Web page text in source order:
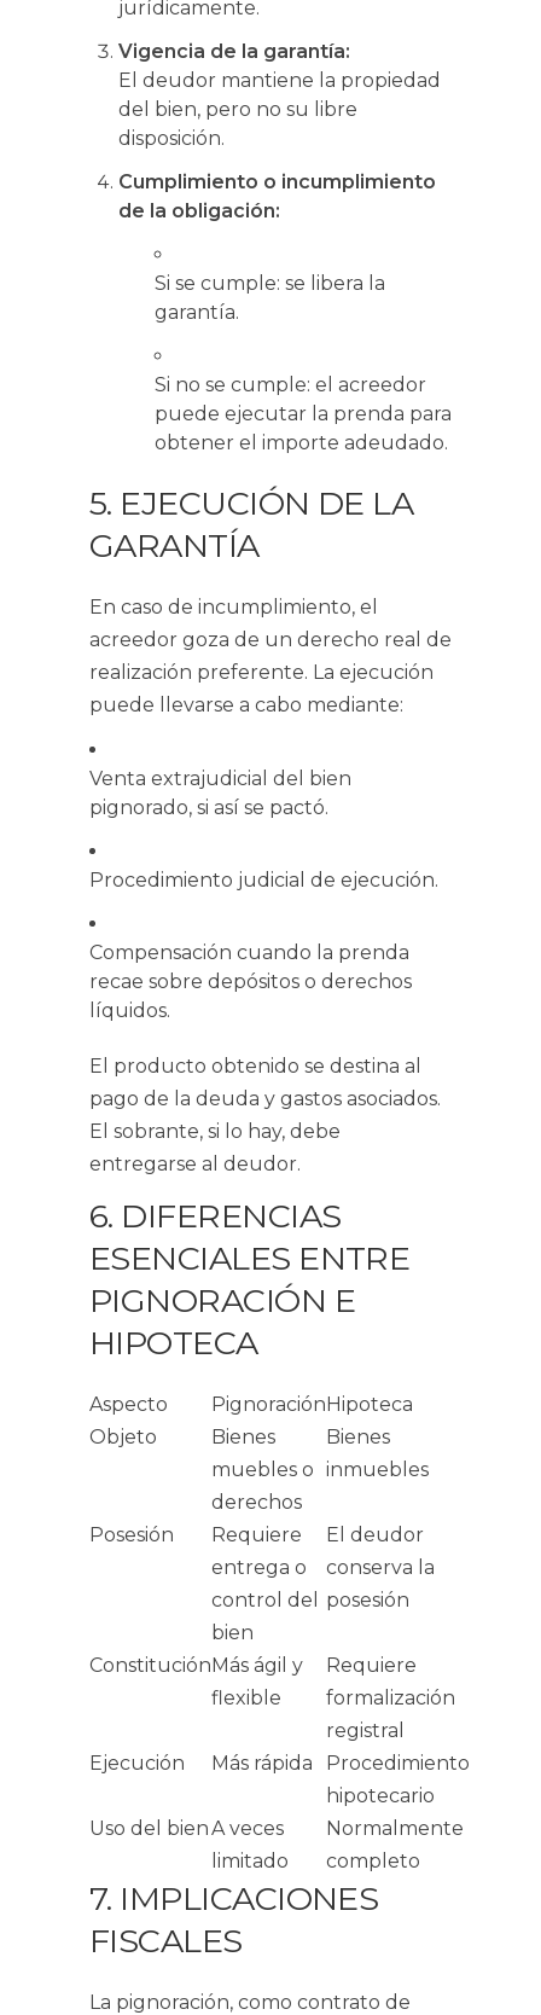
jurídicamente.
Vigencia de la garantía:
El deudor mantiene la propiedad
del bien, pero no su libre
disposición.
Cumplimiento o incumplimiento
de la obligación:
Si se cumple: se libera la
garantía.
Si no se cumple: el acreedor
puede ejecutar la prenda para
obtener el importe adeudado.
5. EJECUCIÓN DE LA
GARANTÍA
En caso de incumplimiento, el
acreedor goza de un derecho real de
realización preferente. La ejecución
puede llevarse a cabo mediante:
Venta extrajudicial del bien
pignorado, si así se pactó.
Procedimiento judicial de ejecución.
Compensación cuando la prenda
recae sobre depósitos o derechos
líquidos.
El producto obtenido se destina al
pago de la deuda y gastos asociados.
El sobrante, si lo hay, debe
entregarse al deudor.
6. DIFERENCIAS
ESENCIALES ENTRE
PIGNORACIÓN E
HIPOTECA
Aspecto PignoraciónHipoteca
Objeto
Bienes
muebles o
derechos
Bienes
inmuebles
Posesión
Requiere
entrega o
control del
bien
El deudor
conserva la
posesión
ConstituciónMás ágil y
flexible
Requiere
formalización
registral
Ejecución
Más rápida
Procedimiento
hipotecario
Uso del bienA veces
limitado
Normalmente
completo
7. IMPLICACIONES
FISCALES
La pignoración, como contrato de